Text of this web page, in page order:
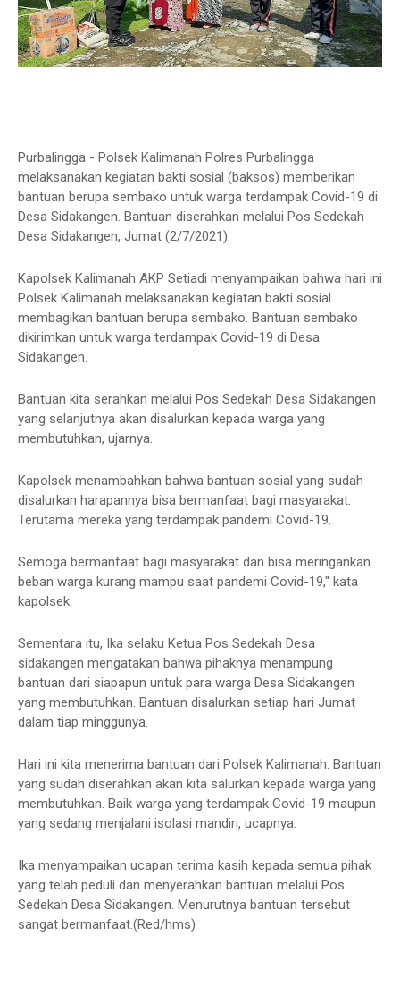
Purbalingga - Polsek Kalimanah Polres Purbalingga
melaksanakan kegiatan bakti sosial (baksos) memberikan
bantuan berupa sembako untuk warga terdampak Covid-19 di
Desa Sidakangen. Bantuan diserahkan melalui Pos Sedekah
Desa Sidakangen, Jumat (2/7/2021).
Kapolsek Kalimanah AKP Setiadi menyampaikan bahwa hari ini
Polsek Kalimanah melaksanakan kegiatan bakti sosial
membagikan bantuan berupa sembako. Bantuan sembako
dikirimkan untuk warga terdampak Covid-19 di Desa
Sidakangen.
Bantuan kita serahkan melalui Pos Sedekah Desa Sidakangen
yang selanjutnya akan disalurkan kepada warga yang
membutuhkan, ujarnya.
Kapolsek menambahkan bahwa bantuan sosial yang sudah
disalurkan harapannya bisa bermanfaat bagi masyarakat.
Terutama mereka yang terdampak pandemi Covid-19.
Semoga bermanfaat bagi masyarakat dan bisa meringankan
beban warga kurang mampu saat pandemi Covid-19," kata
kapolsek.
Sementara itu, Ika selaku Ketua Pos Sedekah Desa
sidakangen mengatakan bahwa pihaknya menampung
bantuan dari siapapun untuk para warga Desa Sidakangen
yang membutuhkan. Bantuan disalurkan setiap hari Jumat
dalam tiap minggunya.
Hari ini kita menerima bantuan dari Polsek Kalimanah. Bantuan
yang sudah diserahkan akan kita salurkan kepada warga yang
membutuhkan. Baik warga yang terdampak Covid-19 maupun
yang sedang menjalani isolasi mandiri, ucapnya.
Ika menyampaikan ucapan terima kasih kepada semua pihak
yang telah peduli dan menyerahkan bantuan melalui Pos
Sedekah Desa Sidakangen. Menurutnya bantuan tersebut
sangat bermanfaat.(Red/hms)